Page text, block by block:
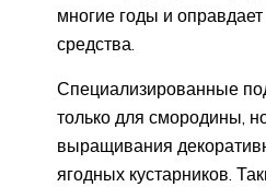
многие годы и
средства.
Специализированные
только для смородины,
выращивания
ягодных кустарников.